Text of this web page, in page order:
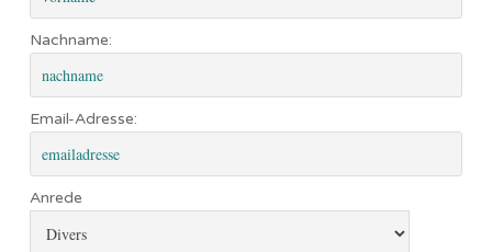
Nachname:
Email-Adresse:
Anrede